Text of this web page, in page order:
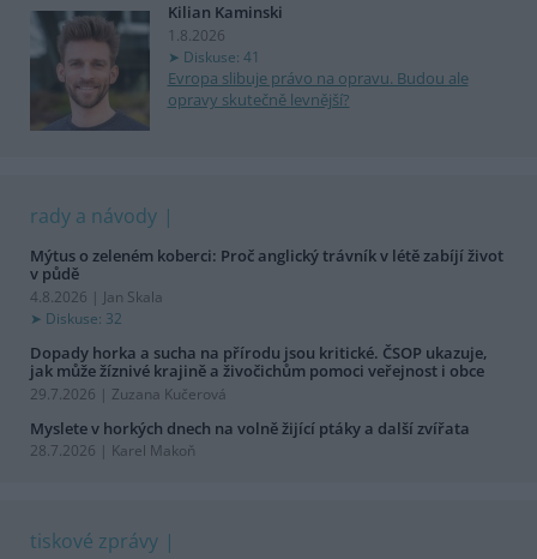
Kilian Kaminski
1.8.2026
Diskuse: 41
Evropa slibuje právo na opravu. Budou ale
opravy skutečně levnější?
rady a návody
Mýtus o zeleném koberci: Proč anglický trávník v létě zabíjí život
v půdě
4.8.2026 | Jan Skala
Diskuse: 32
Dopady horka a sucha na přírodu jsou kritické. ČSOP ukazuje,
jak může žíznivé krajině a živočichům pomoci veřejnost i obce
29.7.2026 | Zuzana Kučerová
Myslete v horkých dnech na volně žijící ptáky a další zvířata
28.7.2026 | Karel Makoň
tiskové zprávy